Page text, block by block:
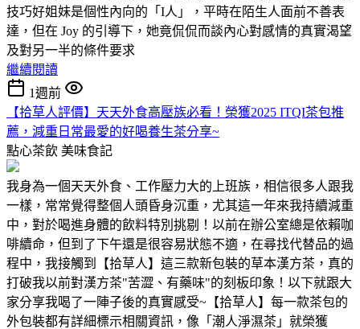
技巧好姐妹是個性內向的「I人」，平時在陌生人面前不善表
達，但在 Joy 的引導下，她竟侃侃而談內心對感情的真實渴望
及對另一半的條件要求
繼續閱讀
1週前
【拾草人評價】天天外食高壓族必看！榮獲2025 ITQI茶包推
薦，減重日常最愛的好喝養生茶分享~
點心茶飲 美味食記
我身為一個天天外食、工作壓力大的上班族，相信很多人跟我
一樣，常常覺得整個人頭昏身沉重，尤其這一年來我持續減重
中，對於喝進身體的飲料特別挑剔！以前在辦公室總是依賴咖
啡續命，但到了下午還是很容易狀態不適，在尋找代替品的過
程中，我接觸到【拾草人】這三款新包裝的草本漢方茶，真的
打破我以前對漢方茶"苦澀、有藥味"的刻板印象！以下就跟大
家分享我喝了一陣子後的真實感受~【拾草人】每一款茶包的
外包裝都有詳細標示相關資訊，像「潮人淨濕茶」就榮獲